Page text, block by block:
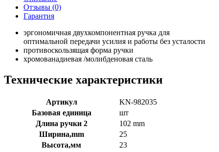
Отзывы (0)
Гарантия
эргономичная двухкомпонентная ручка для
оптимальной передачи усилия и работы без усталости
противоскользящая форма ручки
хромованадиевая /молибденовая сталь
Технические характеристики
Артикул
KN-982035
Базовая единица
шт
Длина ручки 2
102 mm
Ширина,mm
25
Высота,мм
23